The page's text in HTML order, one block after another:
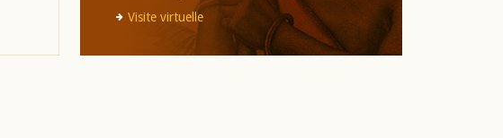
Visite virtuelle